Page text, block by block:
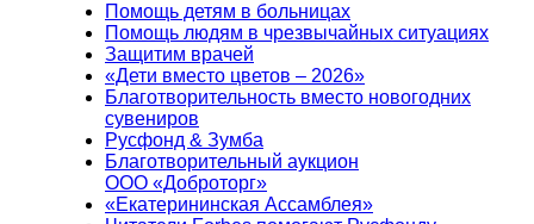
Помощь детям в больницах
Помощь людям в чрезвычайных ситуациях
Защитим врачей
«Дети вместо цветов – 2026»
Благотворительность вместо новогодних
сувениров
Русфонд & Зумба
Благотворительный аукцион
ООО «Доброторг»
«Екатерининская Ассамблея»